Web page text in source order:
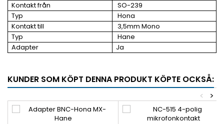
Kontakt från
SO-239
Typ
Hona
Kontakt till
3,5mm Mono
Typ
Hane
Adapter
Ja
KUNDER SOM KÖPT DENNA PRODUKT KÖPTE OCKSÅ:
>
<